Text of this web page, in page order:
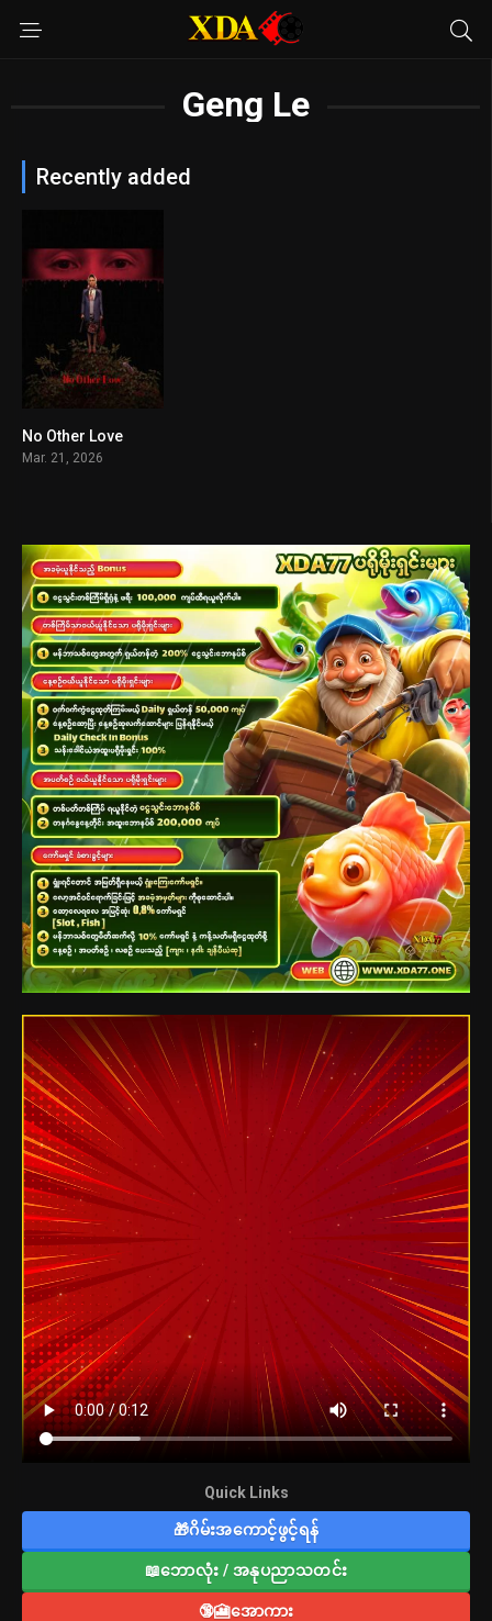
Geng Le
Recently added
No Other Love
Mar. 21, 2026
Quick Links
🎁ဂိမ်းအကောင့်ဖွင့်ရန်
📖ဘောလုံး / အနုပညာသတင်း
🔞🎦အောကား